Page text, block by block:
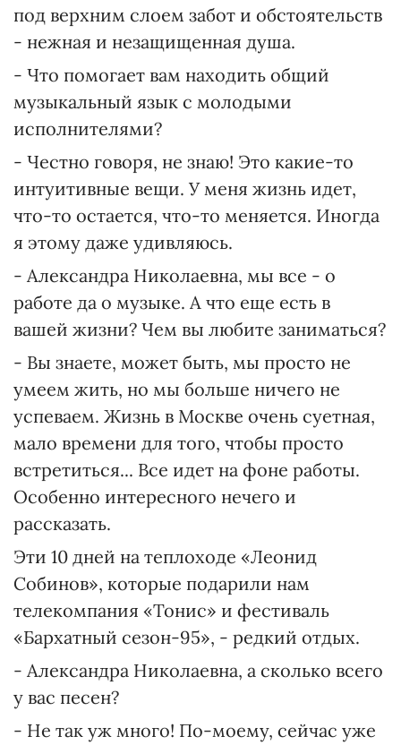
под верхним слоем забот и обстоятельств
- нежная и незащищенная душа.
- Что помогает вам находить общий
музыкальный язык с молодыми
исполнителями?
- Честно говоря, не знаю! Это какие-то
интуитивные вещи. У меня жизнь идет,
что-то остается, что-то меняется. Иногда
я этому даже удивляюсь.
- Александра Николаевна, мы все - о
работе да о музыке. А что еще есть в
вашей жизни? Чем вы любите заниматься?
- Вы знаете, может быть, мы просто не
умеем жить, но мы больше ничего не
успеваем. Жизнь в Москве очень суетная,
мало времени для того, чтобы просто
встретиться... Все идет на фоне работы.
Особенно интересного нечего и
рассказать.
Эти 10 дней на теплоходе «Леонид
Собинов», которые подарили нам
телекомпания «Тонис» и фестиваль
«Бархатный сезон-95», - редкий отдых.
- Александра Николаевна, а сколько всего
у вас песен?
- Не так уж много! По-моему, сейчас уже